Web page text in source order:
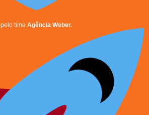
pelo time Agência Weber.